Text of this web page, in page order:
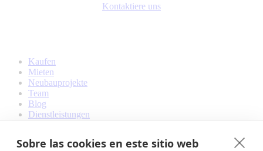
Sobre las cookies en este sitio web
Kontaktiere uns
Kaufen
Mieten
Neubauprojekte
Team
Blog
Dienstleistungen